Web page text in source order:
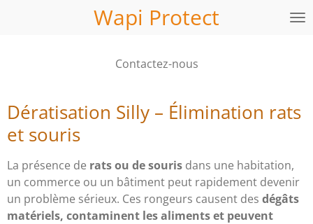
Wapi Protect
Contactez-nous
Dératisation Silly – Élimination rats
et souris
La présence de rats ou de souris dans une habitation,
un commerce ou un bâtiment peut rapidement devenir
un problème sérieux. Ces rongeurs causent des dégâts
matériels, contaminent les aliments et peuvent